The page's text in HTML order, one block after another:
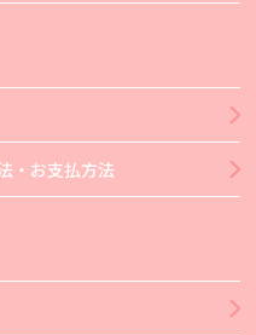
・お支払方法